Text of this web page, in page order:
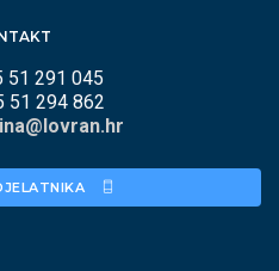
51 291 045
51 294 862